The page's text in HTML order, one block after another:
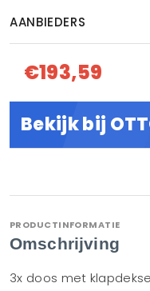
AANBIEDERS
€193,59
Bekijk bij
PRODUCTINFORMATIE
Omschrijving
3x doos met